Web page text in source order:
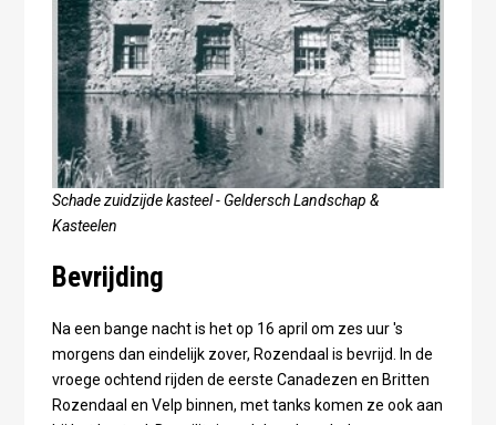
Schade zuidzijde kasteel - Geldersch Landschap &
Kasteelen
Bevrijding
Na een bange nacht is het op 16 april om zes uur 's
morgens dan eindelijk zover, Rozendaal is bevrijd. In de
vroege ochtend rijden de eerste Canadezen en Britten
Rozendaal en Velp binnen, met tanks komen ze ook aan